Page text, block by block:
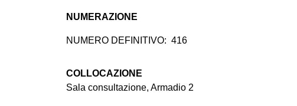
NUMERAZIONE
NUMERO DEFINITIVO: 416
COLLOCAZIONE
Sala consultazione, Armadio 2